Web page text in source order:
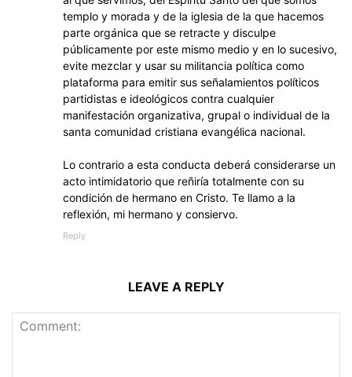
templo y morada y de la iglesia de la que hacemos
parte orgánica que se retracte y disculpe
públicamente por este mismo medio y en lo sucesivo,
evite mezclar y usar su militancia política como
plataforma para emitir sus señalamientos políticos
partidistas e ideológicos contra cualquier
manifestación organizativa, grupal o individual de la
santa comunidad cristiana evangélica nacional.
Lo contrario a esta conducta deberá considerarse un
acto intimidatorio que reñiría totalmente con su
condición de hermano en Cristo. Te llamo a la
reflexión, mi hermano y consiervo.
Reply
LEAVE A REPLY